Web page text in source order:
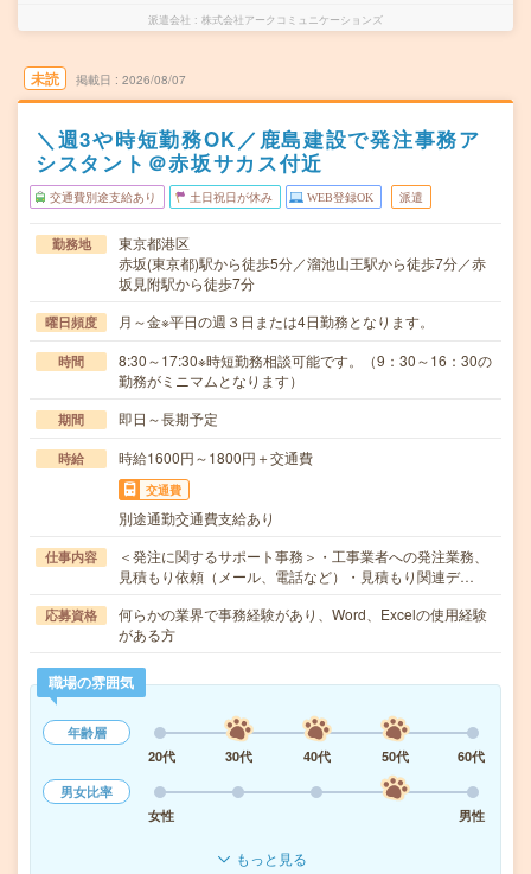
派遣会社 株式会社アークコミュニケーションズ
未読 掲載日 2026/08/07
＼週3や時短勤務OK／鹿島建設で発注事務ア
シスタント＠赤坂サカス付近
交通費別途支給あり 土日祝日が休み WEB登録OK 派遣
勤務地
東京都港区
赤坂(東京都)駅から徒歩5分／溜池山王駅から徒歩7分／赤
坂見附駅から徒歩7分
曜日頻度 月～金※平日の週３日または4日勤務となります。
時間
8:30～17:30※時短勤務相談可能です。（9：30～16：30の
勤務がミニマムとなります）
期間 即日～長期予定
時給 時給1600円～1800円＋交通費
交通費
別途通勤交通費支給あり
仕事内容
＜発注に関するサポート事務＞・工事業者への発注業務、
見積もり依頼（メール、電話など）・見積もり関連デ…
応募資格
何らかの業界で事務経験があり、Word、Excelの使用経験
がある方
職場の雰囲気
年齢層
20代
30代 40代 50代
60代
男女比率
女性
男性
もっと見る